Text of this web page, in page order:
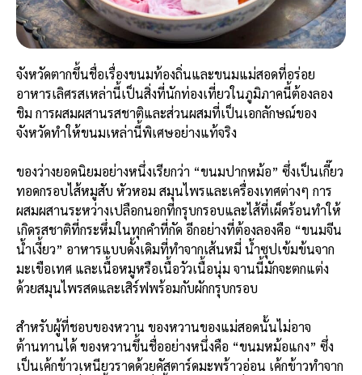
จังหวัดตากขึ้นชื่อเรื่องขนมท้องถิ่นและขนมแม่สอดที่อร่อย
อาหารเลิศรสเหล่านี้เป็นสิ่งที่นักท่องเที่ยวในภูมิภาคนี้ต้องลอง
ชิม การผสมผสานรสชาติและส่วนผสมที่เป็นเอกลักษณ์ของ
จังหวัดทำให้ขนมเหล่านี้พิเศษอย่างแท้จริง
ของว่างยอดนิยมอย่างหนึ่งเรียกว่า “ขนมปากหม้อ” ซึ่งเป็นเกี๊ยว
ทอดกรอบไส้หมูสับ หัวหอม สมุนไพรและเครื่องเทศต่างๆ การ
ผสมผสานระหว่างเปลือกนอกที่กรุบกรอบและไส้ที่เผ็ดร้อนทำให้
เกิดรสชาติที่กระหึ่มในทุกคำที่กัด อีกอย่างที่ต้องลองคือ “ขนมจีน
น้ำเงี้ยว” อาหารแบบดั้งเดิมที่ทำจากเส้นหมี่ น้ำซุปเข้มข้นจาก
มะเขือเทศ และเนื้อหมูหรือเนื้อวัวเนื้อนุ่ม จานนี้มักจะตกแต่ง
ด้วยสมุนไพรสดและเสิร์ฟพร้อมกับผักกรุบกรอบ
สำหรับผู้ที่ชอบของหวาน ของหวานของแม่สอดนั้นไม่อาจ
ต้านทานได้ ของหวานขึ้นชื่ออย่างหนึ่งคือ “ขนมหม้อแกง” ซึ่ง
เป็นเค้กข้าวเหนียวราดด้วยคัสตาร์ดมะพร้าวอ่อน เค้กข้าวทำจาก